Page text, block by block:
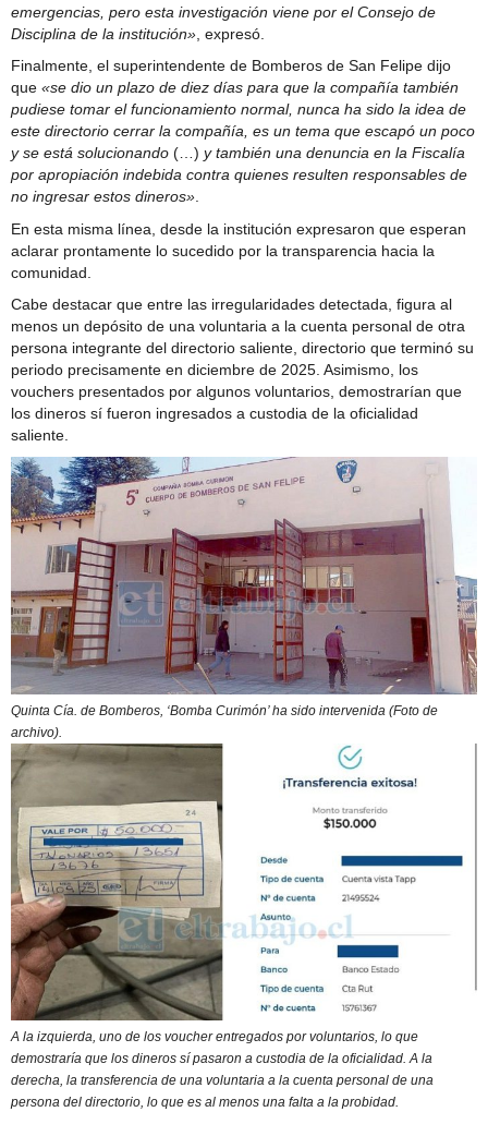
emergencias, pero esta investigación viene por el Consejo de
Disciplina de la institución» , expresó.
Finalmente, el superintendente de Bomberos de San Felipe dijo
que «se dio un plazo de diez días para que la compañía también
pudiese tomar el funcionamiento normal, nunca ha sido la idea de
este directorio cerrar la compañía, es un tema que escapó un poco
y se está solucionando (…) y también una denuncia en la Fiscalía
por apropiación indebida contra quienes resulten responsables de
no ingresar estos dineros».
En esta misma línea, desde la institución expresaron que esperan
aclarar prontamente lo sucedido por la transparencia hacia la
comunidad.
Cabe destacar que entre las irregularidades detectada, figura al
menos un depósito de una voluntaria a la cuenta personal de otra
persona integrante del directorio saliente, directorio que terminó su
periodo precisamente en diciembre de 2025. Asimismo, los
vouchers presentados por algunos voluntarios, demostrarían que
los dineros sí fueron ingresados a custodia de la oficialidad
saliente.
Quinta Cía. de Bomberos, ‘Bomba Curimón’ ha sido intervenida (Foto de
archivo).
A la izquierda, uno de los voucher entregados por voluntarios, lo que
demostraría que los dineros sí pasaron a custodia de la oficialidad. A la
derecha, la transferencia de una voluntaria a la cuenta personal de una
persona del directorio, lo que es al menos una falta a la probidad.